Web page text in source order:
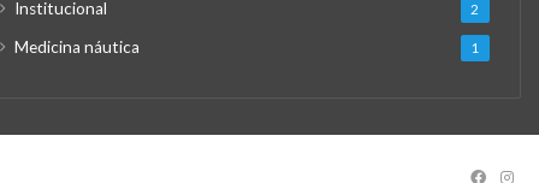
Institucional 2
Medicina náutica 1